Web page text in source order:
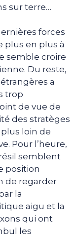
sur terre…
forces
plus en plus à
semble croire
Du reste,
a
trop
de vue de
des stratèges
loin de
Pour l’heure,
semblent
position
de regarder
la
aigu et la
qui ont
les